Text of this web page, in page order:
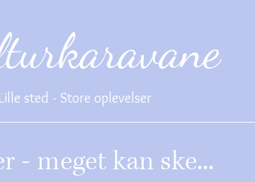
sted - Store oplevelser
- meget kan ske...